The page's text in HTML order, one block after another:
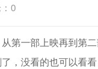
0
第一部上映再到第
，没看的也可以看